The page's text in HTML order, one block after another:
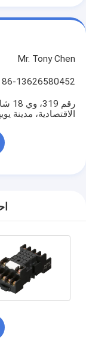
Mr. Tony Chen
86-13626580452
الاقتصادية، مدينة